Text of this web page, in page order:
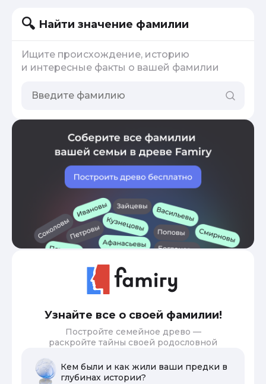
Найти значение фамилии
Ищите происхождение, историю
и интересные факты о вашей фамилии
Узнайте все о своей фамилии!
Постройте семейное древо —
раскройте тайны своей родословной
Кем были и как жили ваши предки в
глубинах истории?